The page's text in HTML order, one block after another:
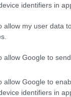
identifiers in
allow my user data
allow Google to
allow Google to
identifiers in